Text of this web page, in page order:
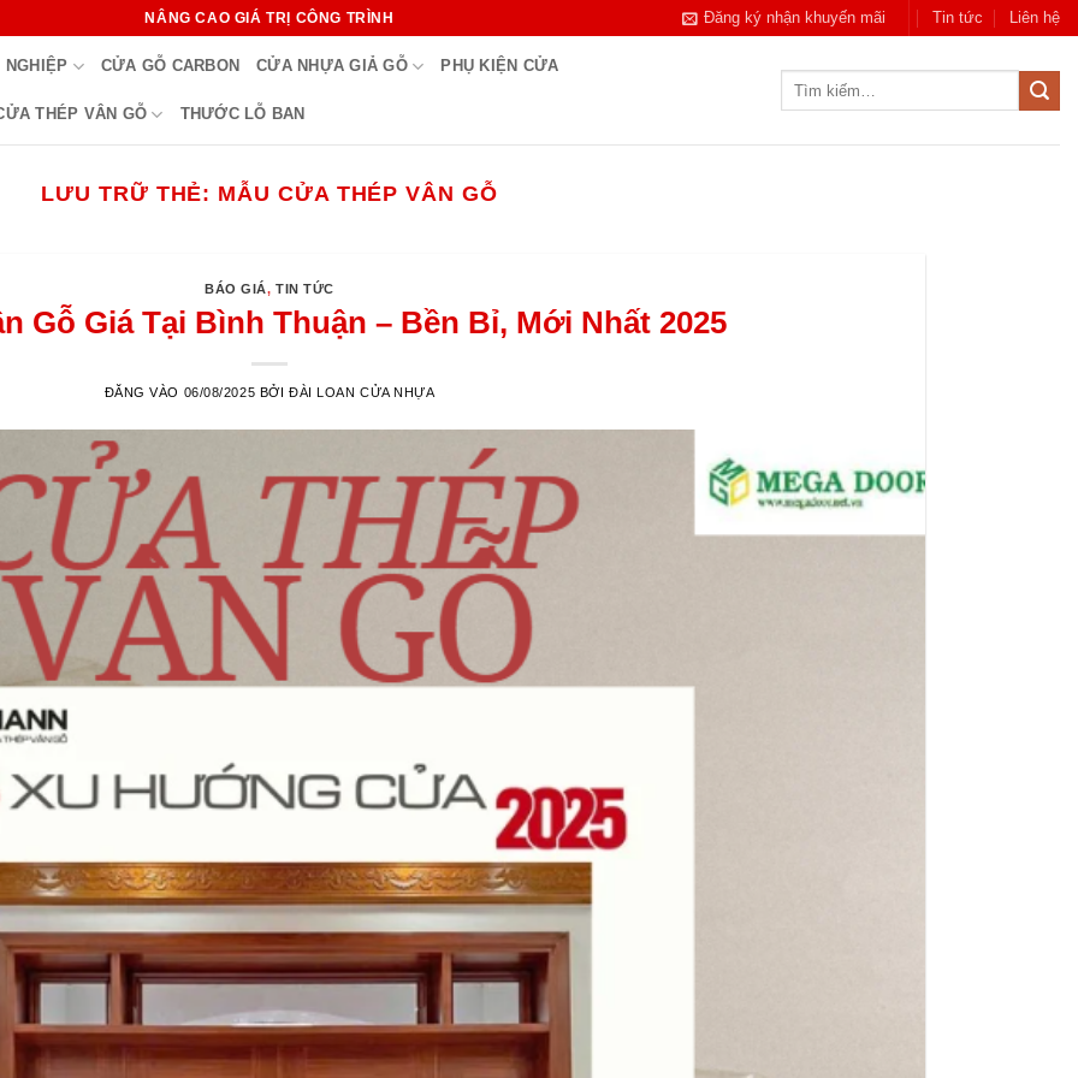
NÂNG CAO GIÁ TRỊ CÔNG TRÌNH Đăng ký nhận khuyến mãi Tin tức Liên hệ
NGHIỆP CỬA GỖ CARBON CỬA NHỰA GIẢ GỖ PHỤ KIỆN CỬA
THÉP VÂN GỖ THƯỚC LỖ BAN
LƯU TRỮ THẺ: MẪU CỬA THÉP VÂN GỖ
BÁO GIÁ,TIN TỨC
Gỗ Giá Tại Bình Thuận – Bền Bỉ, Mới Nhất 2025
ĐĂNG VÀO 06/08/2025 BỞI ĐÀI LOAN CỬA NHỰA